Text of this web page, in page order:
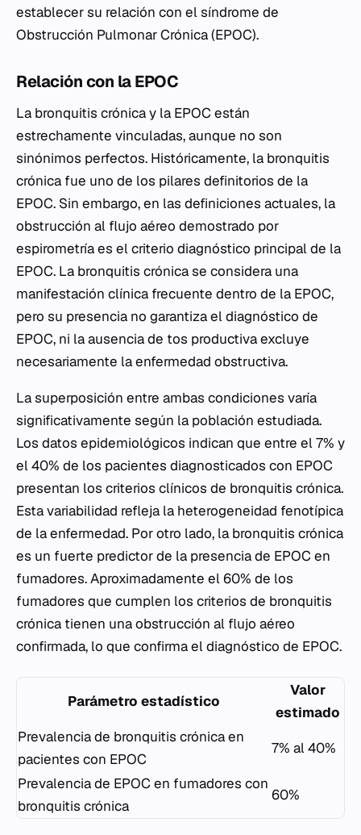
establecer su relación con el síndrome de
Obstrucción Pulmonar Crónica (EPOC).
Relación con la EPOC
La bronquitis crónica y la EPOC están
estrechamente vinculadas, aunque no son
sinónimos perfectos. Históricamente, la bronquitis
crónica fue uno de los pilares definitorios de la
EPOC. Sin embargo, en las definiciones actuales, la
obstrucción al flujo aéreo demostrado por
espirometría es el criterio diagnóstico principal de la
EPOC. La bronquitis crónica se considera una
manifestación clínica frecuente dentro de la EPOC,
pero su presencia no garantiza el diagnóstico de
EPOC, ni la ausencia de tos productiva excluye
necesariamente la enfermedad obstructiva.
La superposición entre ambas condiciones varía
significativamente según la población estudiada.
Los datos epidemiológicos indican que entre el 7% y
el 40% de los pacientes diagnosticados con EPOC
presentan los criterios clínicos de bronquitis crónica.
Esta variabilidad refleja la heterogeneidad fenotípica
de la enfermedad. Por otro lado, la bronquitis crónica
es un fuerte predictor de la presencia de EPOC en
fumadores. Aproximadamente el 60% de los
fumadores que cumplen los criterios de bronquitis
crónica tienen una obstrucción al flujo aéreo
confirmada, lo que confirma el diagnóstico de EPOC.
Parámetro estadístico
Valor
estimado
Prevalencia de bronquitis crónica en
pacientes con EPOC
7% al 40%
Prevalencia de EPOC en fumadores con
bronquitis crónica
60%